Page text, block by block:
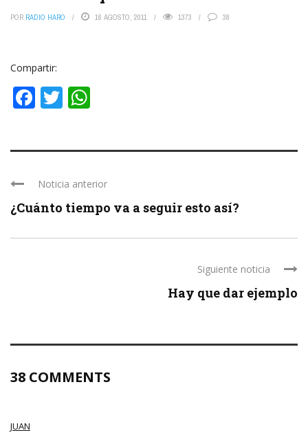
POR RADIO HARO 16 AGOSTO, 2011 1373 38
Compartir:
Facebook
Twitter
Noticia anterior
¿Cuánto tiempo va a seguir esto así?
Siguiente noticia
Hay que dar ejemplo
38 COMMENTS
JUAN